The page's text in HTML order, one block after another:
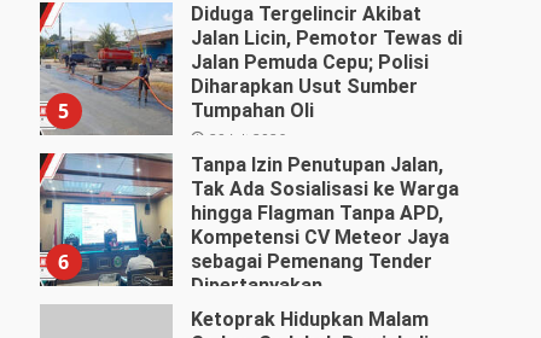
5
Diduga Tergelincir Akibat
Jalan Licin, Pemotor Tewas di
Jalan Pemuda Cepu; Polisi
Diharapkan Usut Sumber
Tumpahan Oli
29 Juli 2026
6
Tanpa Izin Penutupan Jalan,
Tak Ada Sosialisasi ke Warga
hingga Flagman Tanpa APD,
Kompetensi CV Meteor Jaya
sebagai Pemenang Tender
Dipertanyakan
27 Juli 2026
Ketoprak Hidupkan Malam